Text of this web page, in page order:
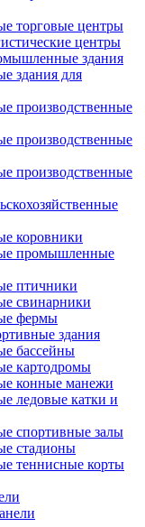
торговые центры
центры
здания
здания для
производственные
производственные
производственные
коровники
промышленные
птичники
свинарники
фермы
здания
бассейны
картодромы
конные манежи
ледовые катки и
спортивные залы
стадионы
теннисные корты